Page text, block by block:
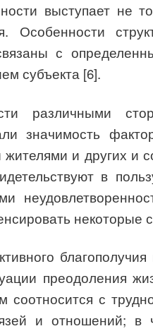
выступает не
Особенности
с
субъекта [6].
различными
значимость
и других и
в
преодоления
с
и отношений; в